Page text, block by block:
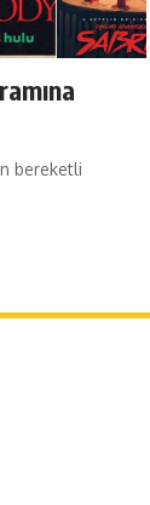
bereketli
İstanbul